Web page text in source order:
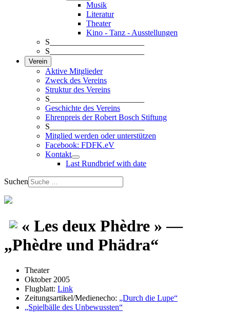
Musik
Literatur
Theater
Kino - Tanz - Ausstellungen
S_______________________
S_______________________
Verein
Aktive Mitglieder
Zweck des Vereins
Struktur des Vereins
S_______________________
Geschichte des Vereins
Ehrenpreis der Robert Bosch Stiftung
S_______________________
Mitglied werden oder unterstützen
Facebook: FDFK.eV
Kontakt
Last Rundbrief with date
Suchen
« Les deux Phèdre » —
„Phèdre und Phädra“
Theater
Oktober 2005
Flugblatt: Link
Zeitungsartikel/Medienecho: „Durch die Lupe“
„Spielbälle des Unbewussten“